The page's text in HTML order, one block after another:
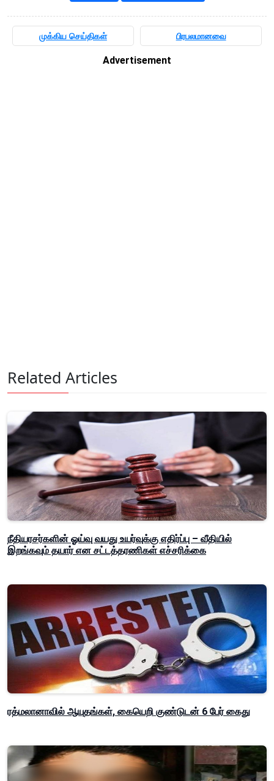
முக்கிய செய்திகள் பிரபலமானவை
Advertisement
Related Articles
நீதியரசர்களின் ஓய்வு வயது உயர்வுக்கு எதிர்ப்பு – வீதியில்
இறங்கவும் தயார் என சட்டத்தரணிகள் எச்சரிக்கை
ரத்மலானாவில் ஆயுதங்கள், கையெறி குண்டுடன் 6 பேர் கைது